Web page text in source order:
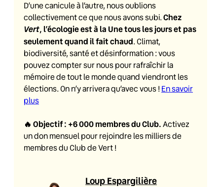
D’une canicule à l’autre, nous oublions
collectivement ce que nous avons subi.Chez
Vert, l’écologie est à la Une tous les jours et pas
seulement quand il fait chaud. Climat,
biodiversité, santé et désinformation : vous
pouvez compter sur nous pour rafraîchir la
mémoire de tout le monde quand viendront les
élections. On n’y arrivera qu’avec vous ! En savoir
plus
🔥 Objectif : +6 000 membres du Club. Activez
un don mensuel pour rejoindre les milliers de
membres du Club de Vert !
Loup Espargilière